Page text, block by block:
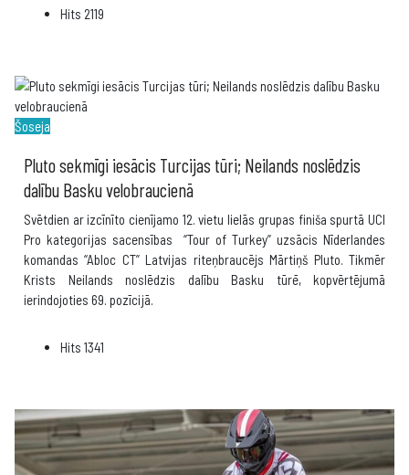
Hits 2119
Šoseja
Pluto sekmīgi iesācis Turcijas tūri; Neilands noslēdzis
dalību Basku velobraucienā
Svētdien ar izcīnīto cienījamo 12. vietu lielās grupas finiša spurtā UCI
Pro kategorijas sacensības “Tour of Turkey” uzsācis Nīderlandes
komandas “Abloc CT” Latvijas riteņbraucējs Mārtiņš Pluto. Tikmēr
Krists Neilands noslēdzis dalību Basku tūrē, kopvērtējumā
ierindojoties 69. pozīcijā.
Hits 1341